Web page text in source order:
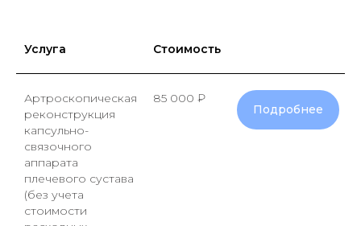
Услуга Стоимость
Артроскопическая
реконструкция
капсульно-
связочного
аппарата
плечевого сустава
(без учета
стоимости
85 000 ₽
Подробнее